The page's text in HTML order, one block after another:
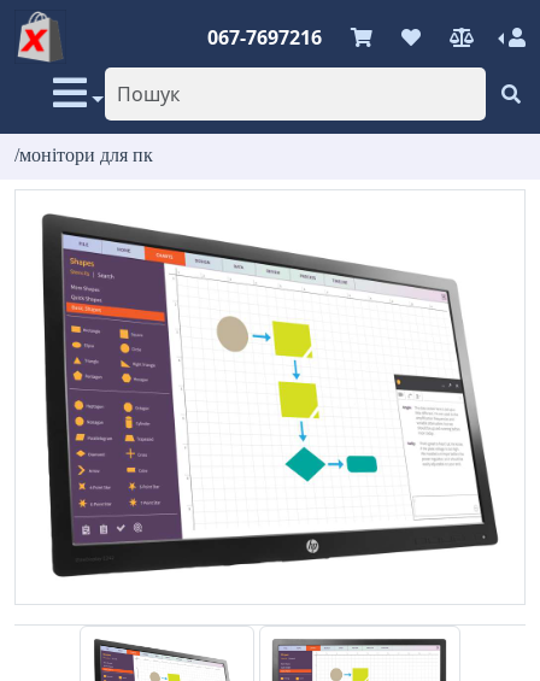
067-7697216
/монітори для пк